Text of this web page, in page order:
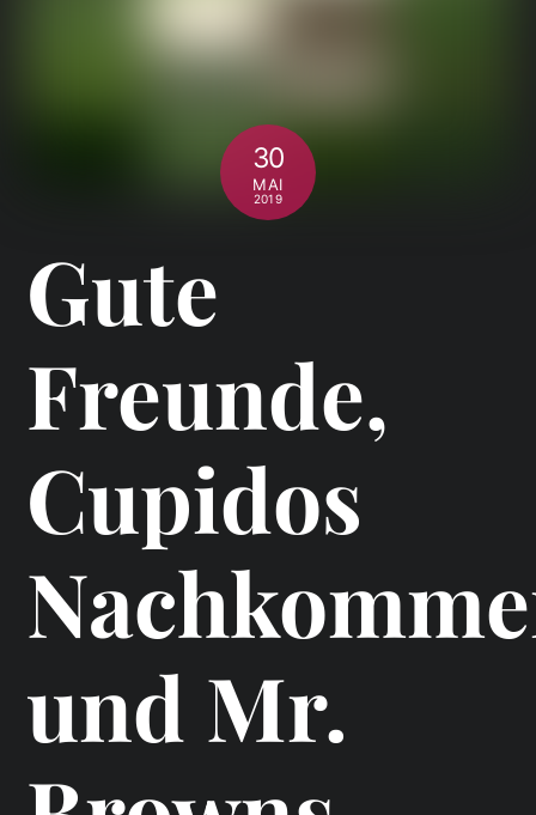
30
MAI
2019
Gute
Freunde,
Cupidos
und Mr.